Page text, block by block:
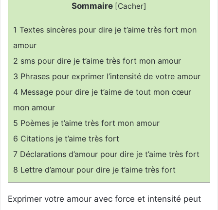
Sommaire [Cacher]
1 Textes sincères pour dire je t’aime très fort mon
amour
2 sms pour dire je t’aime très fort mon amour
3 Phrases pour exprimer l’intensité de votre amour
4 Message pour dire je t’aime de tout mon cœur
mon amour
5 Poèmes je t’aime très fort mon amour
6 Citations je t’aime très fort
7 Déclarations d’amour pour dire je t’aime très fort
8 Lettre d’amour pour dire je t’aime très fort
Exprimer votre amour avec force et intensité peut